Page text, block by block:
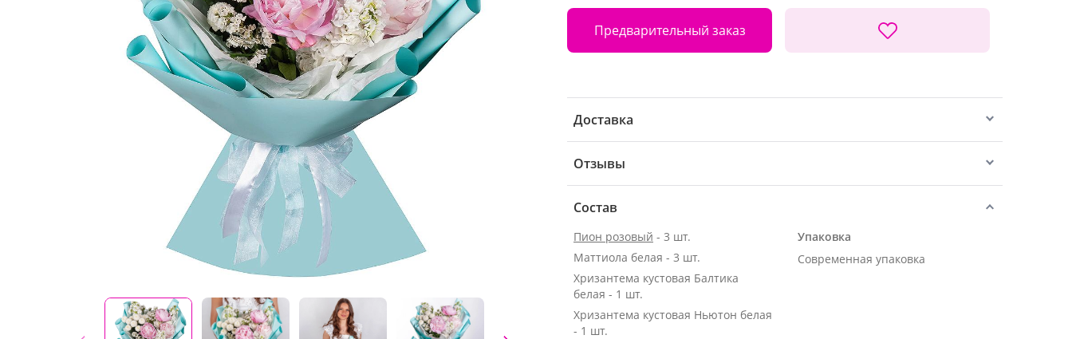
Предварительный заказ
Доставка
Отзывы
Состав
Пион розовый - 3 шт.
Маттиола белая - 3 шт.
Хризантема кустовая Балтика
белая - 1 шт.
Хризантема кустовая Ньютон белая
- 1 шт.
Упаковка
Современная упаковка